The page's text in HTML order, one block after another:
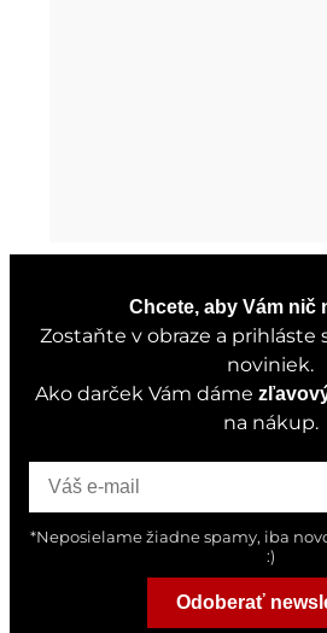
Chcete, aby Vám nič
Zostaňte v obraze a prihláste
noviniek.
Ako darček Vám dáme
na nákup.
*Neposielame žiadne spamy, iba
:)
Odoberať